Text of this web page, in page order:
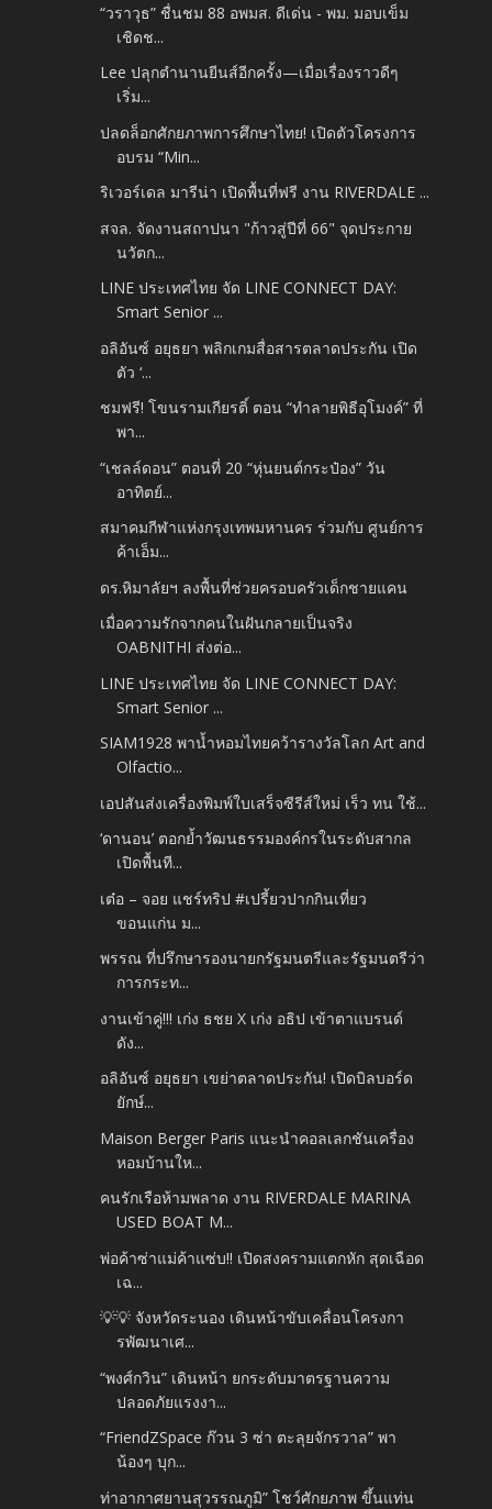
“วราวุธ” ชื่นชม 88 อพมส. ดีเด่น - พม. มอบเข็ม
เชิดช...
Lee ปลุกตำนานยีนส์อีกครั้ง—เมื่อเรื่องราวดีๆ
เริ่ม...
ปลดล็อกศักยภาพการศึกษาไทย! เปิดตัวโครงการ
อบรม “Min...
ริเวอร์เดล มารีน่า เปิดพื้นที่ฟรี งาน RIVERDALE ...
สจล. จัดงานสถาปนา "ก้าวสู่ปีที่ 66" จุดประกาย
นวัตก...
LINE ประเทศไทย จัด LINE CONNECT DAY:
Smart Senior ...
อลิอันซ์ อยุธยา พลิกเกมสื่อสารตลาดประกัน เปิด
ตัว ‘...
ชมฟรี! โขนรามเกียรติ์ ตอน “ทำลายพิธีอุโมงค์” ที่
พา...
“เชลล์ดอน” ตอนที่ 20 “หุ่นยนต์กระป๋อง” วัน
อาทิตย์...
สมาคมกีฬาแห่งกรุงเทพมหานคร ร่วมกับ ศูนย์การ
ค้าเอ็ม...
ดร.หิมาลัยฯ ลงพื้นที่ช่วยครอบครัวเด็กชายแคน
เมื่อความรักจากคนในฝันกลายเป็นจริง
OABNITHI ส่งต่อ...
LINE ประเทศไทย จัด LINE CONNECT DAY:
Smart Senior ...
SIAM1928 พาน้ำหอมไทยคว้ารางวัลโลก Art and
Olfactio...
เอปสันส่งเครื่องพิมพ์ใบเสร็จซีรีส์ใหม่ เร็ว ทน ใช้...
‘ดานอน’ ตอกย้ำวัฒนธรรมองค์กรในระดับสากล
เปิดพื้นที...
เต๋อ – จอย แชร์ทริป #เปรี้ยวปากกินเที่ยว
ขอนแก่น ม...
พรรณ ที่ปรึกษารองนายกรัฐมนตรีและรัฐมนตรีว่า
การกระท...
งานเข้าคู่!!! เก่ง ธชย X เก่ง อธิป เข้าตาแบรนด์
ดัง...
อลิอันซ์ อยุธยา เขย่าตลาดประกัน! เปิดบิลบอร์ด
ยักษ์...
Maison Berger Paris แนะนำคอลเลกชันเครื่อง
หอมบ้านให...
คนรักเรือห้ามพลาด งาน RIVERDALE MARINA
USED BOAT M...
พ่อค้าซ่าแม่ค้าแซ่บ!! เปิดสงครามแตกหัก สุดเฉือด
เฉ...
💡💡 จังหวัดระนอง เดินหน้าขับเคลื่อนโครงกา
รพัฒนาเศ...
“พงศ์กวิน” เดินหน้า ยกระดับมาตรฐานความ
ปลอดภัยแรงงา...
“FriendZSpace ก๊วน 3 ซ่า ตะลุยจักรวาล” พา
น้องๆ บุก...
ท่าอากาศยานสุวรรณภูมิ” โชว์ศักยภาพ ขึ้นแท่น